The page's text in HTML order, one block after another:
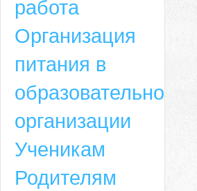
работа
Организация
питания в
образовательной
организации
Ученикам
Родителям